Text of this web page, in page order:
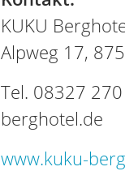
KUKU
Alpweg 17,
Tel. 08327
berghotel.de
www.kuku-